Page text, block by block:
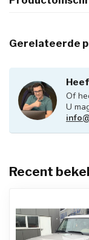
Gerelateerde
Of
U
Recent